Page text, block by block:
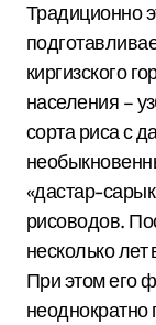
Традиционно
киргизского
населения –
сорта риса с
«дастар-
рисоводов.
несколько
При этом его
неоднократно